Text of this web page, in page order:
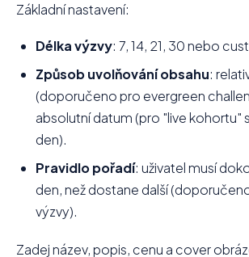
Základní nastavení:
Délka výzvy: 7, 14, 21, 30 nebo
Způsob uvolňování obsahu:
(doporučeno pro evergreen
absolutní datum (pro "live kohortu"
den).
Pravidlo pořadí: uživatel musí
den, než dostane další
výzvy).
Zadej název, popis, cenu a cover